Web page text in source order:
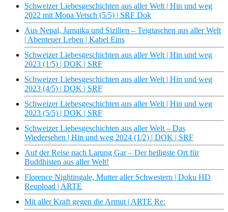
Schweizer Liebesgeschichten aus aller Welt | Hin und weg
2022 mit Mona Vetsch (5/5) | SRF Dok
Aus Nepal, Jamaika und Sizilien – Teigtaschen aus aller Welt
| Abenteuer Leben | Kabel Eins
Schweizer Liebesgeschichten aus aller Welt | Hin und weg
2023 (1/5) | DOK | SRF
Schweizer Liebesgeschichten aus aller Welt | Hin und weg
2023 (4/5) | DOK | SRF
Schweizer Liebesgeschichten aus aller Welt | Hin und weg
2023 (5/5) | DOK | SRF
Schweizer Liebesgeschichten aus aller Welt – Das
Wiedersehen | Hin und weg 2024 (1/2) | DOK | SRF
Auf der Reise nach Larung Gar – Der heiligste Ort für
Buddhisten aus aller Welt!
Florence Nightingale, Mutter aller Schwestern | Doku HD
Reupload | ARTE
Mit aller Kraft gegen die Armut | ARTE Re: